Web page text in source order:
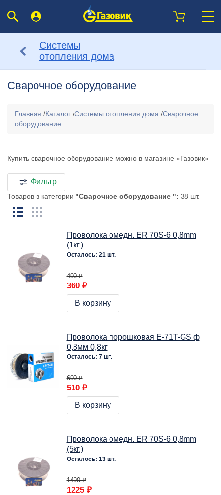
Системы
отопления дома
Сварочное оборудование
Главная /Каталог /Системы отопления дома /Сварочное
оборудование
Купить сварочное оборудование можно в магазине «Газовик»
Фильтр
Товаров в категории "Сварочное оборудование ": 38 шт.
Проволока омедн. ER 70S-6 0,8mm
(1кг.)
Осталось: 21 шт.
490 ₽
360 ₽
В корзину
Проволока порошковая E-71T-GS ф
0,8мм 0,8кг
Осталось: 7 шт.
690 ₽
510 ₽
В корзину
Проволока омедн. ER 70S-6 0,8mm
(5кг.)
Осталось: 13 шт.
1490 ₽
1225 ₽